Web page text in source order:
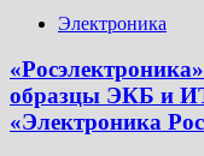
Электроника
образцы ЭКБ и
«Электроника